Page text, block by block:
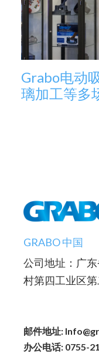
Grabo电动
璃加工等多
GRABO 中国
公司地址：广
村第四工业区
邮件地址:
办公电话: 0755-